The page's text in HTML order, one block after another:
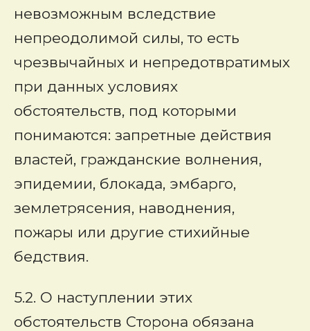
невозможным вследствие
непреодолимой силы, то есть
чрезвычайных и непредотвратимых
при данных условиях
обстоятельств, под которыми
понимаются: запретные действия
властей, гражданские волнения,
эпидемии, блокада, эмбарго,
землетрясения, наводнения,
пожары или другие стихийные
бедствия.
5.2. О наступлении этих
обстоятельств Сторона обязана